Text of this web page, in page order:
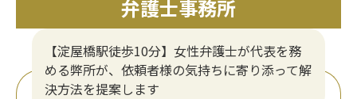
弁護士事務所
【淀屋橋駅徒歩10分】女性弁護士が代表を務
める弊所が、依頼者様の気持ちに寄り添って解
決方法を提案します